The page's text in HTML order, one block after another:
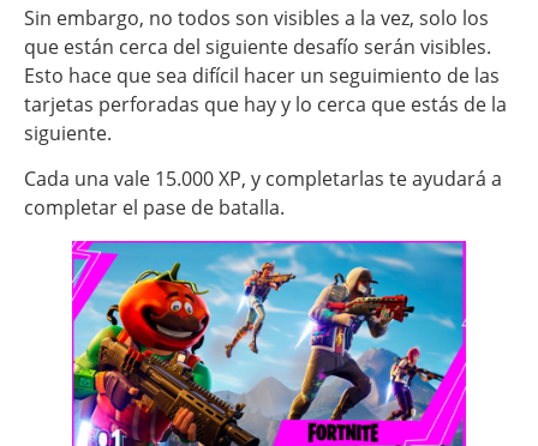
Sin embargo, no todos son visibles a la vez, solo los
que están cerca del siguiente desafío serán visibles.
Esto hace que sea difícil hacer un seguimiento de las
tarjetas perforadas que hay y lo cerca que estás de la
siguiente.
Cada una vale 15.000 XP, y completarlas te ayudará a
completar el pase de batalla.